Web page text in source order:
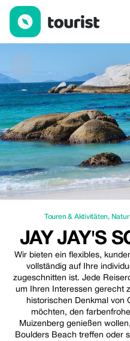
Jay Jay's Scenic Tours —
Touren & Aktivitäten,
JAY JAY'S
Wir bieten ein flexibles,
vollständig auf Ihre
zugeschnitten ist. Jede
um Ihren Interessen gerecht
historischen Denkmal von
möchten, den
Muizenberg genießen
Boulders Beach treffen oder